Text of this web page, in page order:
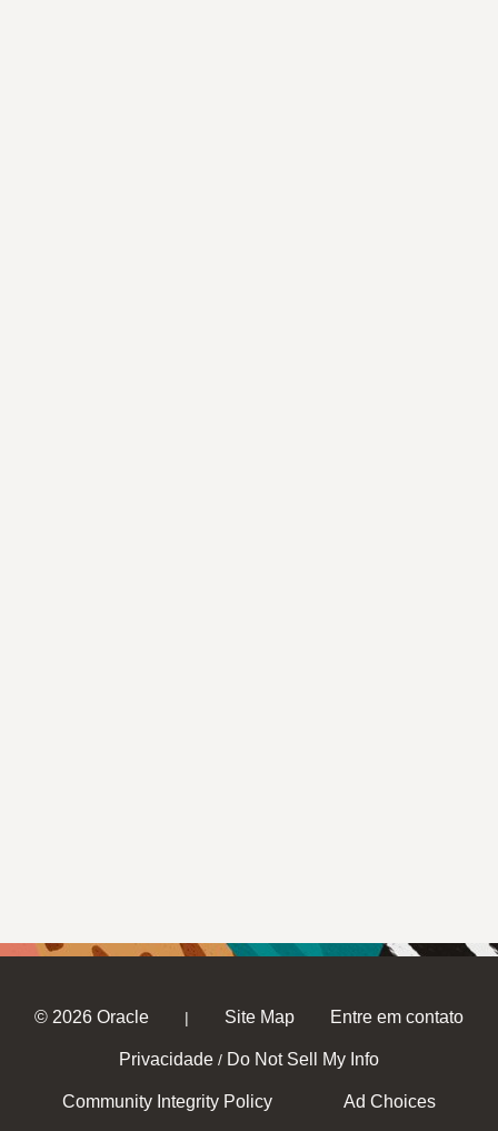
© 2026 Oracle | Site Map Entre em contato
Privacidade / Do Not Sell My Info
Community Integrity Policy Ad Choices